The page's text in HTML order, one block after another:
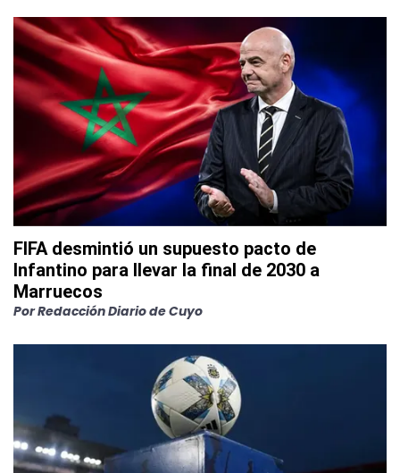
FIFA desmintió un supuesto pacto de
Infantino para llevar la final de 2030 a
Marruecos
PorRedacción Diario de Cuyo